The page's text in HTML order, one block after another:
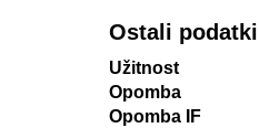
Ostali podatki
Užitnost
Opomba
Opomba IF